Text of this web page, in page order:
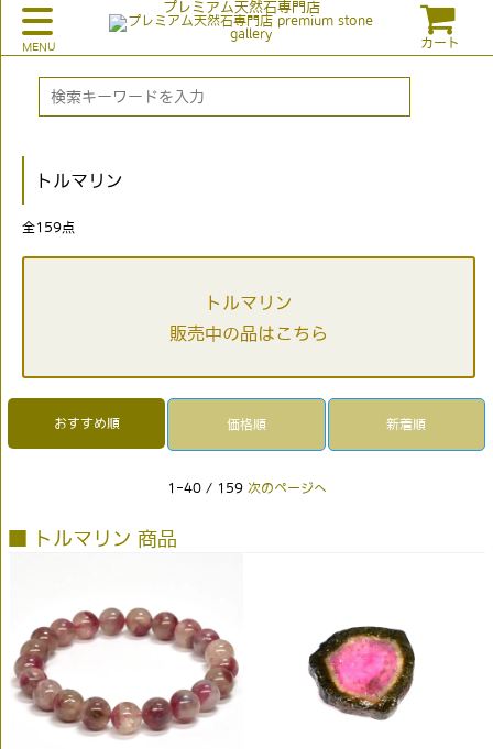
プレミアム天然石専門店
カート
トルマリン
全159点
トルマリン
販売中の品はこちら
おすすめ順 価格順 新着順
1-40 / 159 次のページへ
■ トルマリン 商品